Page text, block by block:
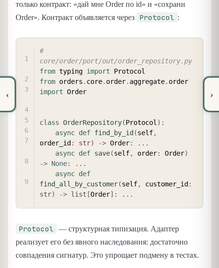
‹
только контракт: «дай мне Order по id» и «сохрани
Order». Контракт объявляется через
Protocol :
#
core/order/port/out/order_repository.py
from typing import
from orders . core. order. aggregate.
import Order
class OrderRepository(Protocol) :
async def find_by_id (self,
order_id : str) -> Order: . . .
async def save(self, order: Order)
-> None: . . .
async def
find_all_by_customer(self, customer_id :
str) -> list [Order] : . . .
Protocol
— структурная типизация. Адаптер
реализует его без явного наследования: достаточно
совпадения сигнатур. Это упрощает подмену в тестах.
›